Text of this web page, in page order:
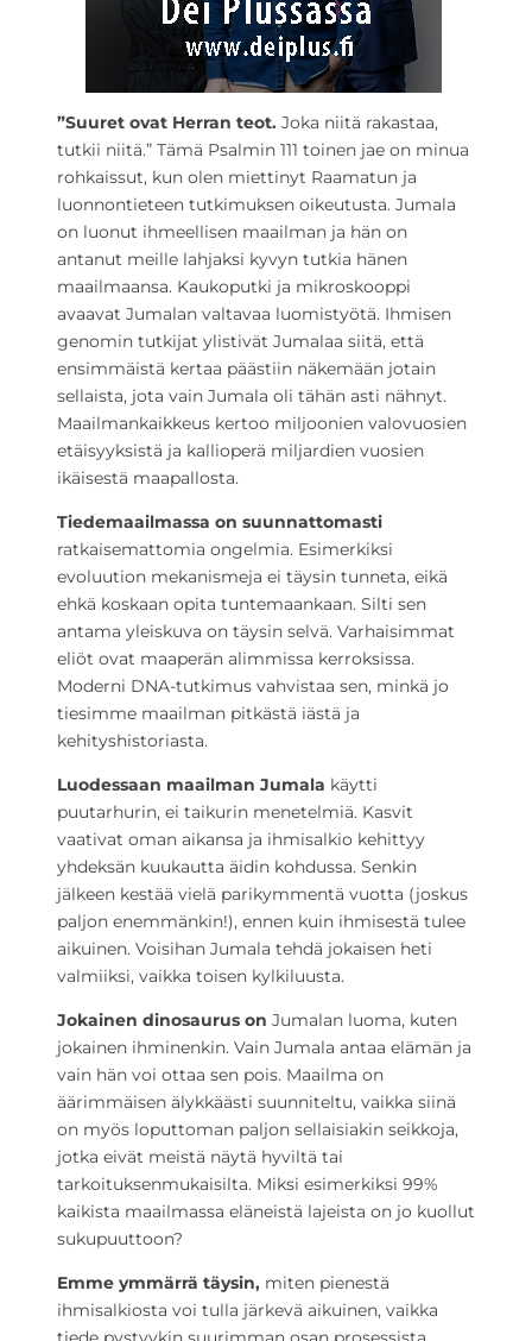
”Suuret ovat Herran teot. Joka niitä rakastaa,
tutkii niitä.” Tämä Psalmin 111 toinen jae on minua
rohkaissut, kun olen miettinyt Raamatun ja
luonnontieteen tutkimuksen oikeutusta. Jumala
on luonut ihmeellisen maailman ja hän on
antanut meille lahjaksi kyvyn tutkia hänen
maailmaansa. Kaukoputki ja mikroskooppi
avaavat Jumalan valtavaa luomistyötä. Ihmisen
genomin tutkijat ylistivät Jumalaa siitä, että
ensimmäistä kertaa päästiin näkemään jotain
sellaista, jota vain Jumala oli tähän asti nähnyt.
Maailmankaikkeus kertoo miljoonien valovuosien
etäisyyksistä ja kallioperä miljardien vuosien
ikäisestä maapallosta.
Tiedemaailmassa on suunnattomasti
ratkaisemattomia ongelmia. Esimerkiksi
evoluution mekanismeja ei täysin tunneta, eikä
ehkä koskaan opita tuntemaankaan. Silti sen
antama yleiskuva on täysin selvä. Varhaisimmat
eliöt ovat maaperän alimmissa kerroksissa.
Moderni DNA-tutkimus vahvistaa sen, minkä jo
tiesimme maailman pitkästä iästä ja
kehityshistoriasta.
Luodessaan maailman Jumala käytti
puutarhurin, ei taikurin menetelmiä. Kasvit
vaativat oman aikansa ja ihmisalkio kehittyy
yhdeksän kuukautta äidin kohdussa. Senkin
jälkeen kestää vielä parikymmentä vuotta (joskus
paljon enemmänkin!), ennen kuin ihmisestä tulee
aikuinen. Voisihan Jumala tehdä jokaisen heti
valmiiksi, vaikka toisen kylkiluusta.
Jokainen dinosaurus on Jumalan luoma, kuten
jokainen ihminenkin. Vain Jumala antaa elämän ja
vain hän voi ottaa sen pois. Maailma on
äärimmäisen älykkäästi suunniteltu, vaikka siinä
on myös loputtoman paljon sellaisiakin seikkoja,
jotka eivät meistä näytä hyviltä tai
tarkoituksenmukaisilta. Miksi esimerkiksi 99%
kaikista maailmassa eläneistä lajeista on jo kuollut
sukupuuttoon?
Emme ymmärrä täysin, miten pienestä
ihmisalkiosta voi tulla järkevä aikuinen, vaikka